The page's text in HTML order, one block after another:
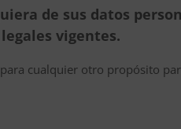
de sus datos
vigentes.
cualquier otro propósito